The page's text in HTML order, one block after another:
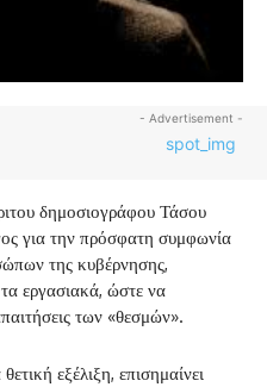
- Advertisement -
δημοσιογράφου Τάσου
για την πρόσφατη συμφωνία
της κυβέρνησης,
εργασιακά, ώστε να
των «θεσμών».
εξέλιξη, επισημαίνει